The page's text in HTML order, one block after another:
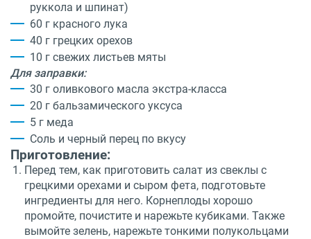
руккола и шпинат)
60 г красного лука
40 г грецких орехов
10 г свежих листьев мяты
Для заправки:
30 г оливкового масла экстра-класса
20 г бальзамического уксуса
5 г меда
Соль и черный перец по вкусу
Приготовление:
Перед тем, как приготовить салат из свеклы с
грецкими орехами и сыром фета, подготовьте
ингредиенты для него. Корнеплоды хорошо
промойте, почистите и нарежьте кубиками. Также
вымойте зелень, нарежьте тонкими полукольцами